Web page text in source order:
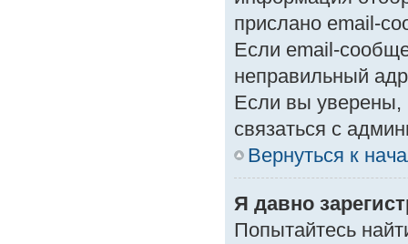
прислано email-
Если email-
неправильный
Если вы уверены,
связаться с
Вернуться к
Я давно
Попытайтесь